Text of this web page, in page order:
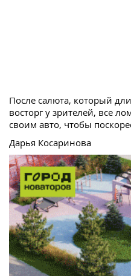
После салюта, который
восторг у зрителей, все
своим авто, чтобы
Дарья Косаринова